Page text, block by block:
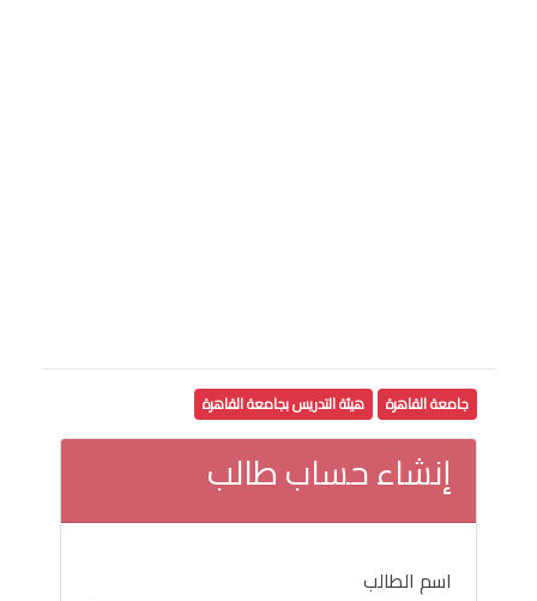
جامعة القاهرة هيئة التدريس بجامعة القاهرة
إنشاء حساب طالب
اسم الطالب